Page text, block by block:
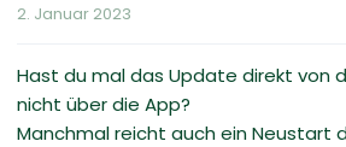
2. Januar 2023
Hast du mal das Update direkt von
nicht über die App?
Manchmal reicht auch ein Neustart